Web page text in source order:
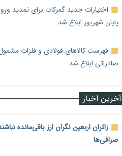
اختیارات جدید گمرکات برای تمدید
پایان شهریور ابلاغ شد
صادراتی ابلاغ شد
آخرین اخبار
زائران اربعین نگران ارز باقی‌مانده
صرافی‌ها